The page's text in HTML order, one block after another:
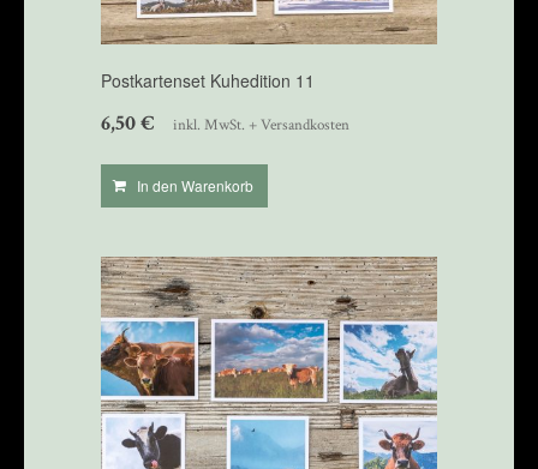
Postkartenset Kuhedition 11
6,50€ inkl. MwSt. + Versandkosten
In den Warenkorb